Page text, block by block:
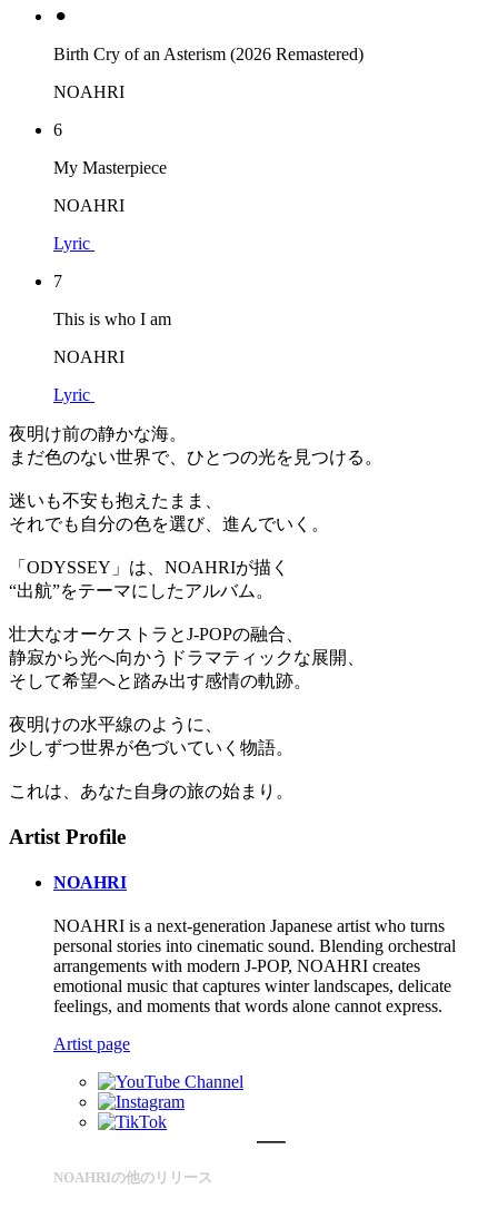
⚫︎
Birth Cry of an Asterism (2026 Remastered)
NOAHRI
6
My Masterpiece
NOAHRI
Lyric
7
This is who I am
NOAHRI
Lyric
夜明け前の静かな海。
まだ色のない世界で、ひとつの光を見つける。
迷いも不安も抱えたまま、
それでも自分の色を選び、進んでいく。
「ODYSSEY」は、NOAHRIが描く
“出航”をテーマにしたアルバム。
壮大なオーケストラとJ-POPの融合、
静寂から光へ向かうドラマティックな展開、
そして希望へと踏み出す感情の軌跡。
夜明けの水平線のように、
少しずつ世界が色づいていく物語。
これは、あなた自身の旅の始まり。
Artist Profile
NOAHRI
NOAHRI is a next-generation Japanese artist who turns
personal stories into cinematic sound. Blending orchestral
arrangements with modern J-POP, NOAHRI creates
emotional music that captures winter landscapes, delicate
feelings, and moments that words alone cannot express.
Artist page
NOAHRIの他のリリース